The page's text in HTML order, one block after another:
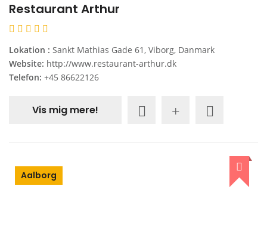
Restaurant Arthur
Lokation : Sankt Mathias Gade 61, Viborg, Danmark
Website: http://www.restaurant-arthur.dk
Telefon: +45 86622126
Vis mig mere!
Aalborg